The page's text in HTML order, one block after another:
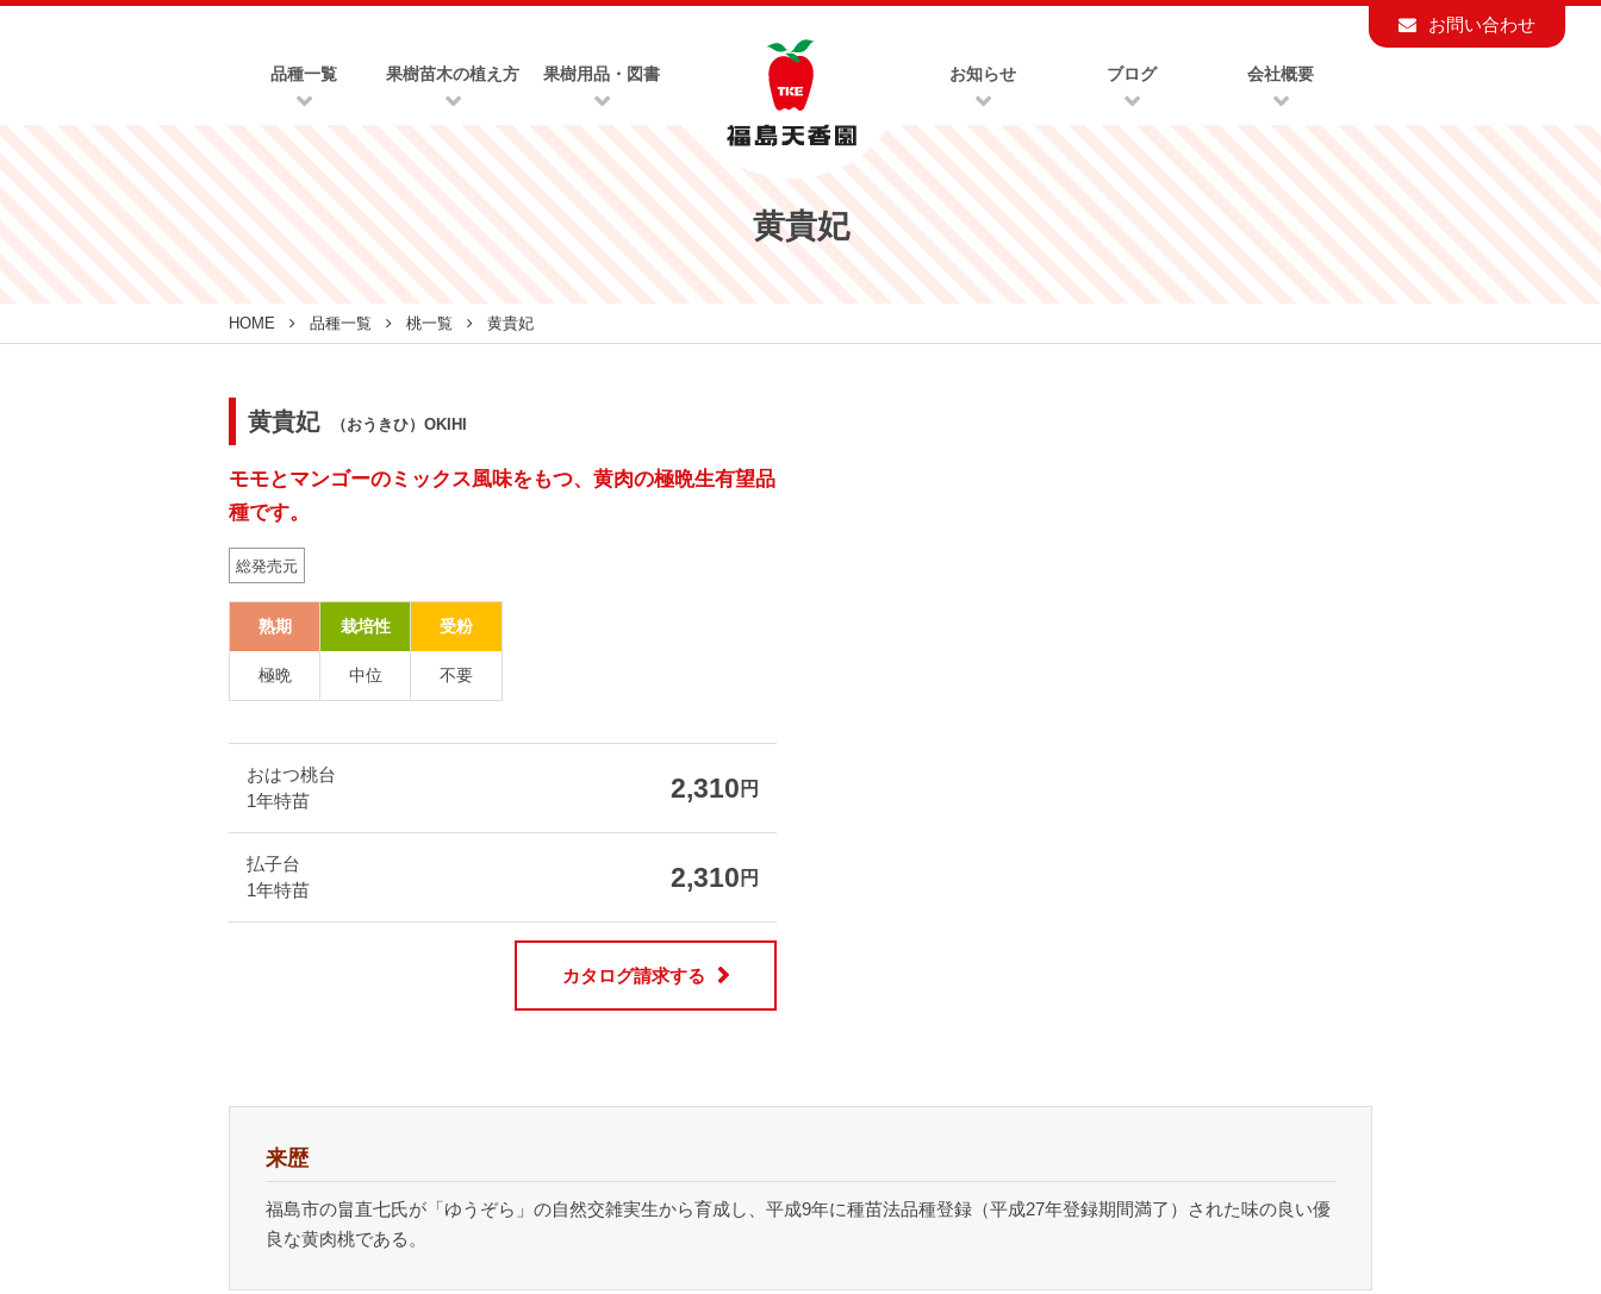
品種一覧 果樹苗木の植え方 果樹用品・図書 お知らせ ブログ 会社概要
お問い合わせ
黄貴妃
HOME 品種一覧 桃一覧 黄貴妃
黄貴妃 （おうきひ）OKIHI
モモとマンゴーのミックス風味をもつ、黄肉の極晩生有望品
種です。
総発売元
熟期 栽培性 受粉
極晩 中位 不要
おはつ桃台
1年特苗
2,310 円
払子台
1年特苗
2,310 円
カタログ請求する
来歴
福島市の畠直七氏が「ゆうぞら」の自然交雑実生から育成し、平成9年に種苗法品種登録（平成27年登録期間満了）された味の良い優
良な黄肉桃である。